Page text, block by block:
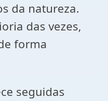
da natureza.
das vezes,
forma
seguidas